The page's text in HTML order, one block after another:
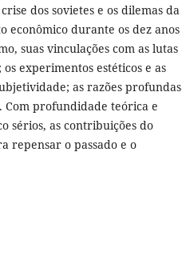
dos sovietes e os dilemas da
econômico durante os dez anos
suas vinculações com as lutas
experimentos estéticos e as
as razões profundas
Com profundidade teórica e
sérios, as contribuições do
repensar o passado e o